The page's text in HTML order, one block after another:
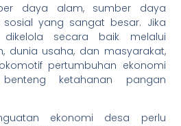
daya alam, sumber daya
yang sangat besar. Jika
secara baik melalui
dunia usaha, dan masyarakat,
pertumbuhan ekonomi
ketahanan pangan
ekonomi desa perlu